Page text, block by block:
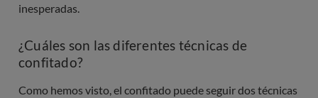
inesperadas.
¿Cuáles son las diferentes técnicas de
confitado?
Como hemos visto, el confitado puede seguir dos técnicas